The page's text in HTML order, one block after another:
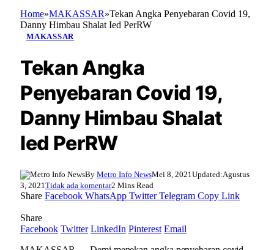
Home»MAKASSAR»Tekan Angka Penyebaran Covid 19,
Danny Himbau Shalat Ied PerRW
MAKASSAR
Tekan Angka
Penyebaran Covid 19,
Danny Himbau Shalat
Ied PerRW
By Metro Info NewsMei 8, 2021 Updated:Agustus
3, 2021 Tidak ada komentar2 Mins Read
Share Facebook WhatsApp Twitter Telegram Copy Link
Share
Facebook Twitter LinkedIn Pinterest Email